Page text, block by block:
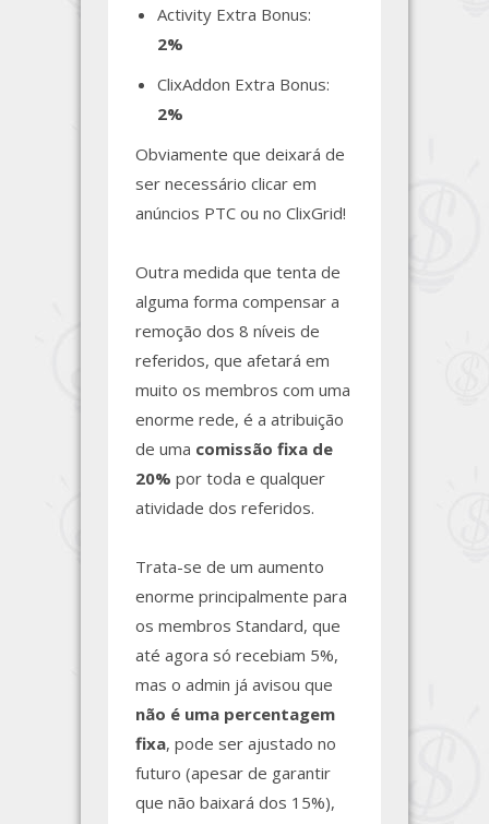
Activity Extra Bonus:
2%
ClixAddon Extra Bonus:
2%
Obviamente que deixará de
ser necessário clicar em
anúncios PTC ou no ClixGrid!
Outra medida que tenta de
alguma forma compensar a
remoção dos 8 níveis de
referidos, que afetará em
muito os membros com uma
enorme rede, é a atribuição
de uma comissão fixa de
20% por toda e qualquer
atividade dos referidos.
Trata-se de um aumento
enorme principalmente para
os membros Standard, que
até agora só recebiam 5%,
mas o admin já avisou que
não é uma percentagem
fixa, pode ser ajustado no
futuro (apesar de garantir
que não baixará dos 15%),